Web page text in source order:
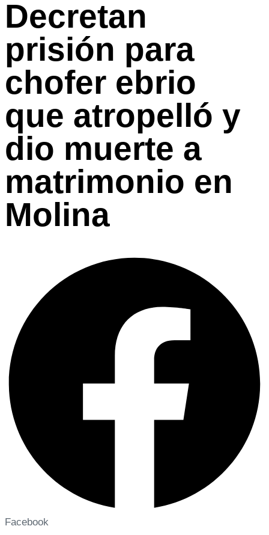
Decretan
prisión para
chofer ebrio
que atropelló y
dio muerte a
matrimonio en
Molina
Facebook